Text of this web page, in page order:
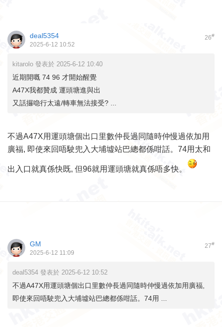
26#
deal5354
2025-6-12 10:52
kitarolo 發表於 2025-6-12 10:40
近期開嘅 74 96 才開始醒覺
A47X我都贊成 運頭塘進與出
又話攞喼行太遠/轉車無法接受? ...
不過A47X用運頭塘個出口里數仲長過同隨時仲慢過依加用
廣福, 即使來回唔駛兜入大埔墟站巴總都係咁話。74用太和
出入口就真係快既, 但96就用運頭塘就真係唔多快。
27#
GM
2025-6-12 11:09
deal5354 發表於 2025-6-12 10:52
不過A47X用運頭塘個出口里數仲長過同隨時仲慢過依加用廣福,
即使來回唔駛兜入大埔墟站巴總都係咁話。74用 ...